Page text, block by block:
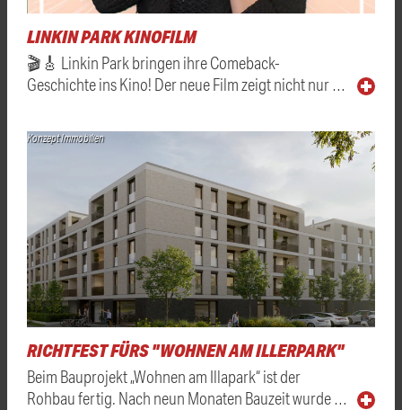
LINKIN PARK KINOFILM
🎬🎸 Linkin Park bringen ihre Comeback-
Geschichte ins Kino! Der neue Film zeigt nicht nur …
Konzept Immobilien
RICHTFEST FÜRS "WOHNEN AM ILLERPARK"
Beim Bauprojekt „Wohnen am Illapark“ ist der
Rohbau fertig. Nach neun Monaten Bauzeit wurde …